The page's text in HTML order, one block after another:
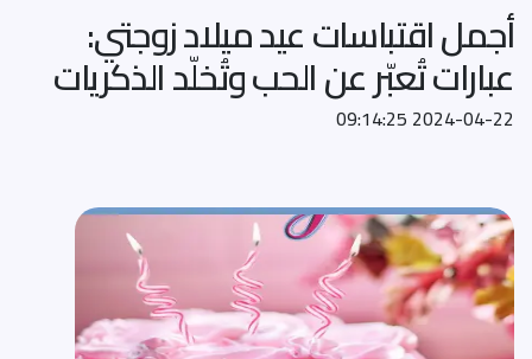
أجمل اقتباسات عيد ميلاد زوجتي:
عبارات تُعبّر عن الحب وتُخلّد الذكريات
2024-04-22 09:14:25